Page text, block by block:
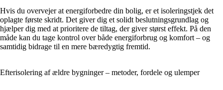
Hvis du overvejer at energiforbedre din bolig, er et isoleringstjek det
oplagte første skridt. Det giver dig et solidt beslutningsgrundlag og
hjælper dig med at prioritere de tiltag, der giver størst effekt. På den
måde kan du tage kontrol over både energiforbrug og komfort – og
samtidig bidrage til en mere bæredygtig fremtid.
Efterisolering af ældre bygninger – metoder, fordele og ulemper